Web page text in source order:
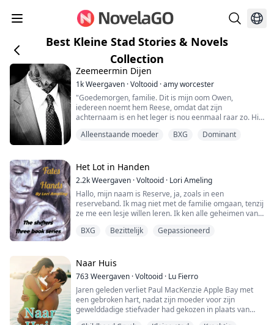
Best Kleine Stad Stories & Novels
Collection
Zeemeermin Dijen
1kWeergaven ·Voltooid ·amy worcester
"Goedemorgen, familie. Dit is mijn oom Owen,
iedereen noemt hem Reese, omdat dat zijn
achternaam is en het leger is nou eenmaal raar zo. Hij
probeert zichzelf te vinden. Voor het eerst in haar leven
staat ze niet onder de controle van een man. Met een
afwezige vader, een gewelddad...
Alleenstaande moeder BXG Dominant
Het Lot in Handen
2.2kWeergaven ·Voltooid · Lori Ameling
Hallo, mijn naam is Reserve, ja, zoals in een
reserveband. Ik mag niet met de familie omgaan, tenzij
ze me een lesje willen leren. Ik ken alle geheimen van
ik wil niet verdwijnen zoals veel meisjes de laatste tijd.
werk een naakte man op d...
BXG Bezittelijk Gepassioneerd
Naar Huis
763Weergaven ·Voltooid · Lu Fierro
Jaren geleden verliet Paul MacKenzie Apple Bay met
een gebroken hart, nadat zijn moeder voor zijn
gewelddadige stiefvader had gekozen in plaats van